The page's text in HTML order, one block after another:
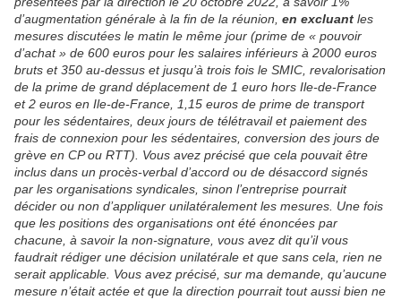
d’augmentation générale à la fin de la réunion, en excluant les
mesures discutées le matin le même jour (prime de « pouvoir
d’achat » de 600 euros pour les salaires inférieurs à 2000 euros
bruts et 350 au-dessus et jusqu’à trois fois le SMIC, revalorisation
de la prime de grand déplacement de 1 euro hors Ile-de-France
et 2 euros en Ile-de-France, 1,15 euros de prime de transport
pour les sédentaires, deux jours de télétravail et paiement des
frais de connexion pour les sédentaires, conversion des jours de
grève en CP ou RTT). Vous avez précisé que cela pouvait être
inclus dans un procès-verbal d’accord ou de désaccord signés
par les organisations syndicales, sinon l’entreprise pourrait
décider ou non d’appliquer unilatéralement les mesures. Une fois
que les positions des organisations ont été énoncées par
chacune, à savoir la non-signature, vous avez dit qu’il vous
faudrait rédiger une décision unilatérale et que sans cela, rien ne
serait applicable. Vous avez précisé, sur ma demande, qu’aucune
mesure n’était actée et que la direction pourrait tout aussi bien ne